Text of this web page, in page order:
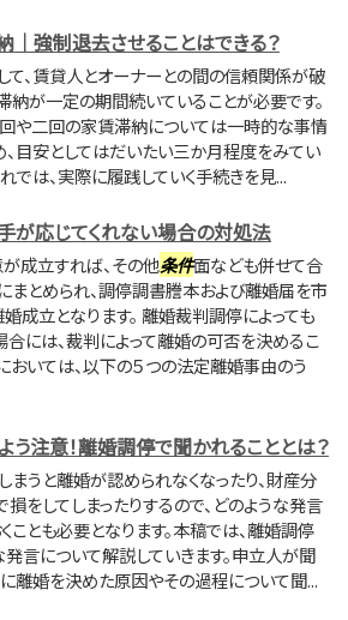
｜強制退去させることはできる？
て、賃貸人とオーナーとの間の信頼関係が破
納が一定の期間続いていることが必要です。
や二回の家賃滞納については一時的な事情
目安としてはだいたい三か月程度をみてい
れでは、実際に履践していく手続きを見...
が応じてくれない場合の対処法
成立すれば、その他条件面なども併せて合
とめられ、調停調書謄本および離婚届を市
成立となります。 離婚裁判調停によっても
には、裁判によって離婚の可否を決めるこ
おいては、以下の５つの法定離婚事由のう
注意！離婚調停で聞かれることとは？
まうと離婚が認められなくなったり、財産分
損をしてしまったりするので、どのような発言
ことも必要となります。本稿では、離婚調停
言について解説していきます。申立人が聞
離婚を決めた原因やその過程について聞...